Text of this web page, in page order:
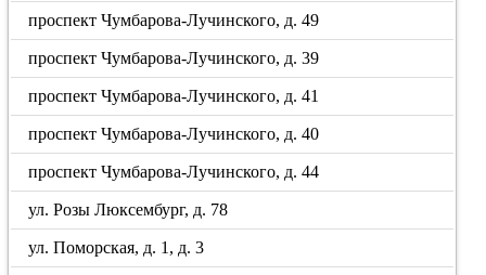
проспект Чумбарова-Лучинского, д. 49
проспект Чумбарова-Лучинского, д. 39
проспект Чумбарова-Лучинского, д. 41
проспект Чумбарова-Лучинского, д. 40
проспект Чумбарова-Лучинского, д. 44
ул. Розы Люксембург, д. 78
ул. Поморская, д. 1, д. 3